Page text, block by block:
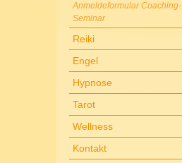
Anmeldeformular Coaching-
Seminar
Reiki
Engel
Hypnose
Tarot
Wellness
Kontakt